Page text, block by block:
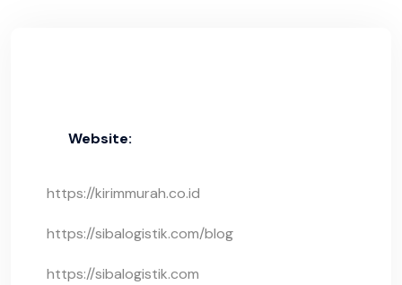
Website:
https://kirimmurah.co.id
https://sibalogistik.com/blog
https://sibalogistik.com